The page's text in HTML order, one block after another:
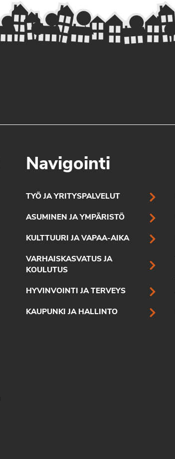
Navigointi
TYÖ JA YRITYSPALVELUT
ASUMINEN JA YMPÄRISTÖ
KULTTUURI JA VAPAA-AIKA
VARHAISKASVATUS JA
KOULUTUS
HYVINVOINTI JA TERVEYS
KAUPUNKI JA HALLINTO